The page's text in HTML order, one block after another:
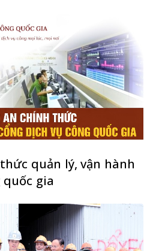
quản lý, vận hành
quốc gia